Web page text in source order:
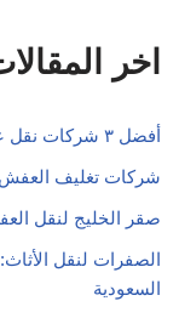
اخر
أفضل ٣ شركات نقل عفش في جدة لعام ٢٠٢٥ م
شركات تغليف العفش
صقر الخليج لنقل
الصفرات لنقل
السعودية